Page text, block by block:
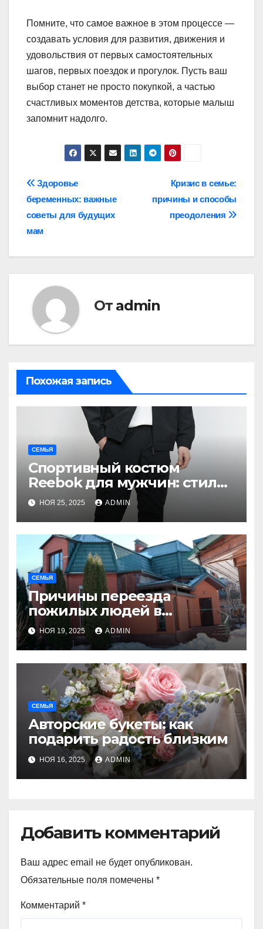
Помните, что самое важное в этом процессе —
создавать условия для развития, движения и
удовольствия от первых самостоятельных
шагов, первых поездок и прогулок. Пусть ваш
выбор станет не просто покупкой, а частью
счастливых моментов детства, которые малыш
запомнит надолго.
Навигация
по
записям
Кризис в семье:
причины и способы
преодоления
Здоровье
беременных: важные
советы для будущих
мам
От admin
Похожая запись
СЕМЬЯ
Спортивный костюм
Reebok для мужчин: стиль,
комфорт и
функциональность
НОЯ 25, 2025 ADMIN
СЕМЬЯ
Причины переезда
пожилых людей в
пансионаты
НОЯ 19, 2025 ADMIN
СЕМЬЯ
Авторские букеты: как
подарить радость близким
НОЯ 16, 2025 ADMIN
Добавить комментарий
Ваш адрес email не будет опубликован.
Обязательные поля помечены *
Комментарий *